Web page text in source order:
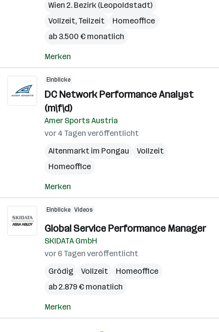
Wien 2. Bezirk (Leopoldstadt)
Vollzeit, Teilzeit
Homeoffice
ab 3.500 € monatlich
Merken
Einblicke
DC Network Performance Analyst
(m\f\d)
Amer Sports Austria
vor 4 Tagen veröffentlicht
Altenmarkt im Pongau
Vollzeit
Homeoffice
Merken
Einblicke Videos
Global Service Performance Manager
SKIDATA GmbH
vor 6 Tagen veröffentlicht
Grödig
Vollzeit
Homeoffice
ab 2.879 € monatlich
Merken